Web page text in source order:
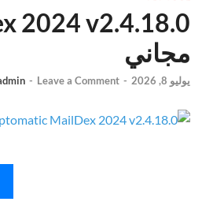
مجاني
يوليو 8, 2026 -
- Leave a Comment